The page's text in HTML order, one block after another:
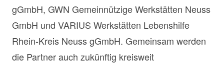
gGmbH, GWN Gemeinnützige Werkstätten Neuss
GmbH und VARIUS Werkstätten Lebenshilfe
Rhein-Kreis Neuss gGmbH. Gemeinsam werden
die Partner auch zukünftig kreisweit